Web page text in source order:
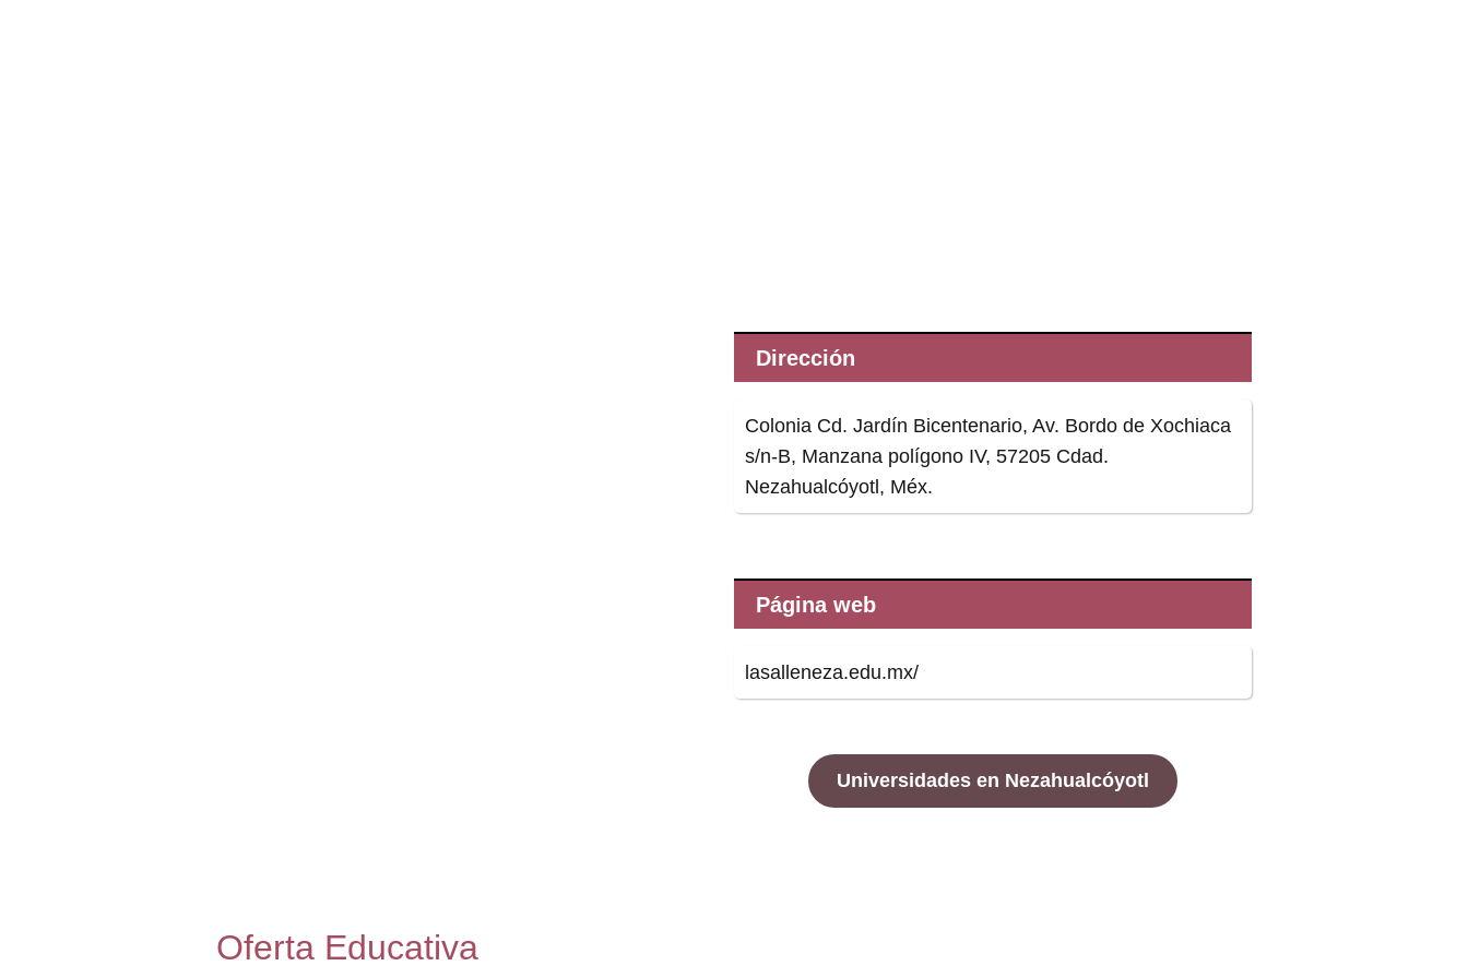
Dirección
Colonia Cd. Jardín Bicentenario, Av. Bordo de Xochiaca
s/n-B, Manzana polígono IV, 57205 Cdad.
Nezahualcóyotl, Méx.
Página web
lasalleneza.edu.mx/
Universidades en Nezahualcóyotl
Oferta Educativa